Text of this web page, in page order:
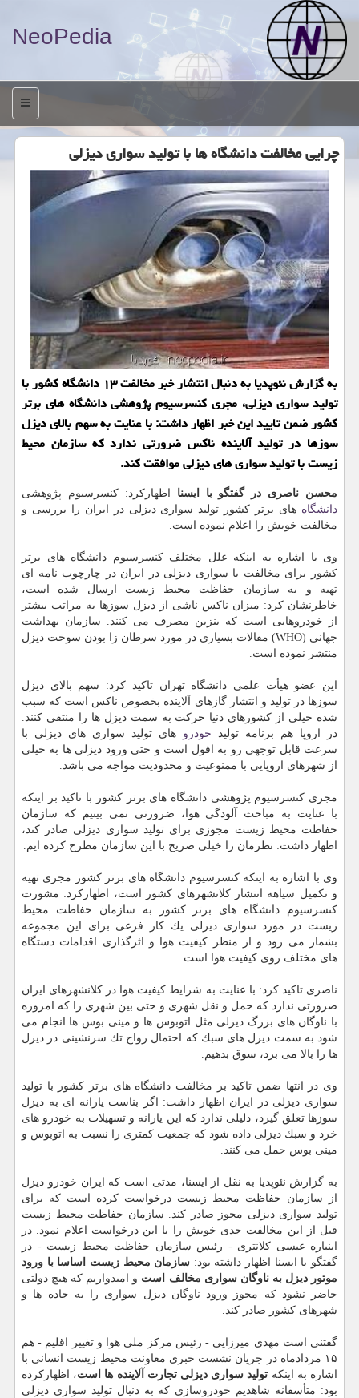
NeoPedia
منو
چرایی مخالفت دانشگاه ها با تولید سواری دیزلی
به گزارش نئوپدیا به دنبال انتشار خبر مخالفت ۱۳ دانشگاه كشور با
تولید سواری دیزلی، مجری كنسرسیوم پژوهشی دانشگاه های برتر
كشور ضمن تایید این خبر اظهار داشت: با عنایت به سهم بالای دیزل
سوزها در تولید آلاینده ناكس ضرورتی ندارد كه سازمان محیط
زیست با تولید سواری های دیزلی موافقت كند.
محسن ناصری در گفتگو با ایسنا اظهاركرد: كنسرسیوم پژوهشی
دانشگاه های برتر كشور تولید سواری دیزلی در ایران را بررسی و
مخالفت خویش را اعلام نموده است.
وی با اشاره به اینكه علل مختلف كنسرسیوم دانشگاه های برتر
كشور برای مخالفت با سواری دیزلی در ایران در چارچوب نامه ای
تهیه و به سازمان حفاظت محیط زیست ارسال شده است،
خاطرنشان كرد: میزان ناكس ناشی از دیزل سوزها به مراتب بیشتر
از خودروهایی است كه بنزین مصرف می كنند. سازمان بهداشت
جهانی (WHO) مقالات بسیاری در مورد سرطان زا بودن سوخت دیزل
منتشر نموده است.
این عضو هیأت علمی دانشگاه تهران تاكید كرد: سهم بالای دیزل
سوزها در تولید و انتشار گازهای آلاینده بخصوص ناكس است كه سبب
شده خیلی از كشورهای دنیا حركت به سمت دیزل ها را منتفی كنند.
در اروپا هم برنامه تولید خودرو های تولید سواری های دیزلی با
سرعت قابل توجهی رو به افول است و حتی ورود دیزلی ها به خیلی
از شهرهای اروپایی با ممنوعیت و محدودیت مواجه می باشد.
مجری كنسرسیوم پژوهشی دانشگاه های برتر كشور با تاكید بر اینكه
با عنایت به مباحث آلودگی هوا، ضرورتی نمی بینیم كه سازمان
حفاظت محیط زیست مجوزی برای تولید سواری دیزلی صادر كند،
اظهار داشت: نظرمان را خیلی صریح با این سازمان مطرح كرده ایم.
وی با اشاره به اینكه كنسرسیوم دانشگاه های برتر كشور مجری تهیه
و تكمیل سیاهه انتشار كلانشهرهای كشور است، اظهاركرد: مشورت
كنسرسیوم دانشگاه های برتر كشور به سازمان حفاظت محیط
زیست در مورد سواری دیزلی یك كار فرعی برای این مجموعه
بشمار می رود و از منظر كیفیت هوا و اثرگذاری اقدامات دستگاه
های مختلف روی كیفیت هوا است.
ناصری تاكید كرد: با عنایت به شرایط كیفیت هوا در كلانشهرهای ایران
ضرورتی ندارد كه حمل و نقل شهری و حتی بین شهری را كه امروزه
با ناوگان های بزرگ دیزلی مثل اتوبوس ها و مینی بوس ها انجام می
شود به سمت دیزل های سبك كه احتمال رواج تك سرنشینی در دیزل
ها را بالا می برد، سوق بدهیم.
وی در انتها ضمن تاكید بر مخالفت دانشگاه های برتر كشور با تولید
سواری دیزلی در ایران اظهار داشت: اگر بناست یارانه ای به دیزل
سوزها تعلق گیرد، دلیلی ندارد كه این یارانه و تسهیلات به خودرو های
خرد و سبك دیزلی داده شود كه جمعیت كمتری را نسبت به اتوبوس و
مینی بوس حمل می كنند.
به گزارش نئوپدیا به نقل از ایسنا، مدتی است كه ایران خودرو دیزل
از سازمان حفاظت محیط زیست درخواست كرده است كه برای
تولید سواری دیزلی مجوز صادر كند. سازمان حفاظت محیط زیست
قبل از این مخالفت جدی خویش را با این درخواست اعلام نمود. در
اینباره عیسی كلانتری - رئیس سازمان حفاظت محیط زیست - در
گفتگو با ایسنا اظهار داشته بود: سازمان محیط زیست اساسا با ورود
موتور دیزل به ناوگان سواری مخالف است و امیدواریم كه هیچ دولتی
حاضر نشود كه مجوز ورود ناوگان دیزل سواری را به جاده ها و
شهرهای كشور صادر كند.
گفتنی است مهدی میرزایی - رئیس مركز ملی هوا و تغییر اقلیم - هم
۱۵ مردادماه در جریان نشست خبری معاونت محیط زیست انسانی با
اشاره به اینكه تولید سواری دیزلی تجارت آلاینده ها است، اظهاركرده
بود: متأسفانه شاهدیم خودروسازی كه به دنبال تولید سواری دیزلی